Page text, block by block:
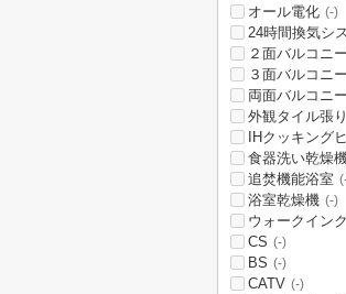
オール電化 (-)
24時間換気シ
２面バルコニー
３面バルコニー
両面バルコニー
外観タイル張り
IHクッキング
食器洗い乾燥
追焚機能浴室
浴室乾燥機 (-)
ウォークイン
CS (-)
BS (-)
CATV (-)